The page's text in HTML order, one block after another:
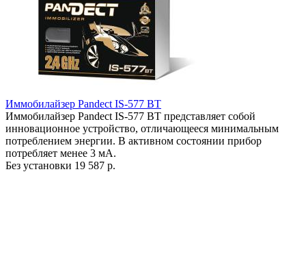
Иммобилайзер Pandect IS-577 BT
Иммобилайзер Pandect IS-577 BT представляет собой
инновационное устройство, отличающееся минимальным
потреблением энергии. В активном состоянии прибор
потребляет менее 3 мА.
Без установки 19 587 р.